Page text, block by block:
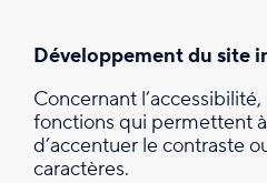
Développement du site
Concernant
fonctions qui permettent
d’accentuer le contraste
caractères.